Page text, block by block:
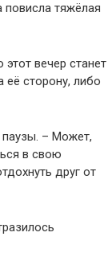
повисла тяжёлая
вечер станет
сторону, либо
паузы. – Может,
в свою
друг от